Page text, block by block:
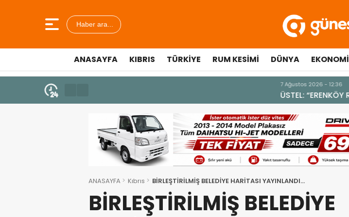
Haber ara...
ANASAYFA KIBRIS TÜRKIYE RUM KESIMI DÜNYA EKONOMI
ÜSTEL: “ERENKÖY RUHU SONSUZA DEK YAŞAYACAK”
ANASAYFA Kıbrıs BİRLEŞTİRİLMİŞ BELEDİYE HARİTASI YAYINLANDI…
BİRLEŞTİRİLMİŞ BELEDİYE